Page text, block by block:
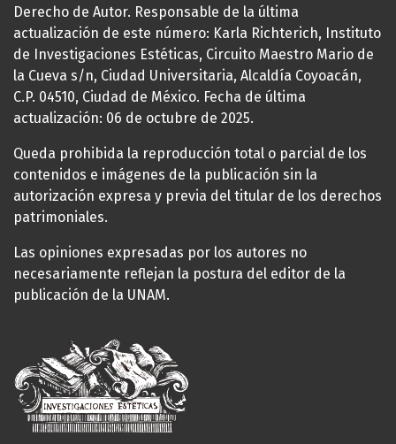
Derecho de Autor. Responsable de la última
actualización de este número: Karla Richterich, Instituto
de Investigaciones Estéticas, Circuito Maestro Mario de
la Cueva s/n, Ciudad Universitaria, Alcaldía Coyoacán,
C.P. 04510, Ciudad de México. Fecha de última
actualización: 06 de octubre de 2025.
Queda prohibida la reproducción total o parcial de los
contenidos e imágenes de la publicación sin la
autorización expresa y previa del titular de los derechos
patrimoniales.
Las opiniones expresadas por los autores no
necesariamente reflejan la postura del editor de la
publicación de la UNAM.